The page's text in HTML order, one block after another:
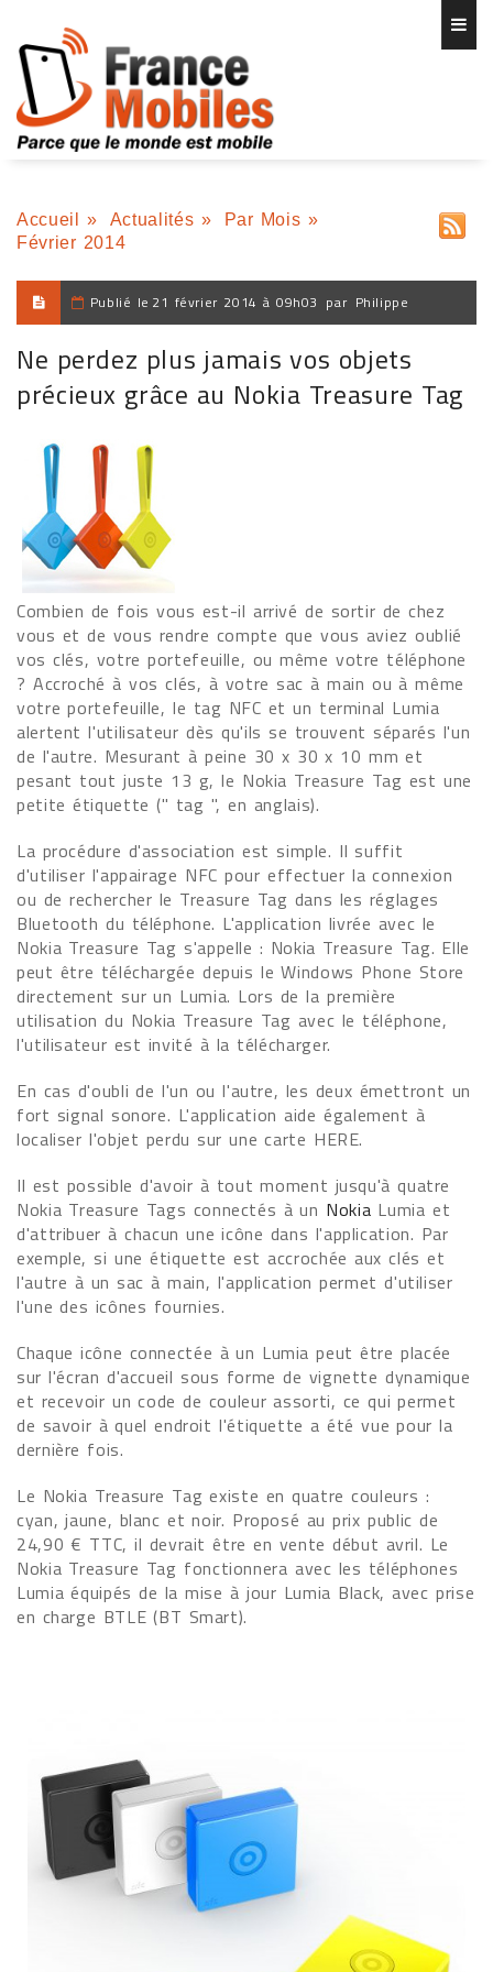
Accueil » Actualités » Par Mois »
Février 2014
Publié le 21 février 2014 à 09h03 par Philippe
Ne perdez plus jamais vos objets
précieux grâce au Nokia Treasure Tag
Combien de fois vous est-il arrivé de sortir de chez
vous et de vous rendre compte que vous aviez oublié
vos clés, votre portefeuille, ou même votre téléphone
? Accroché à vos clés, à votre sac à main ou à même
votre portefeuille, le tag NFC et un terminal Lumia
alertent l'utilisateur dès qu'ils se trouvent séparés l'un
de l'autre. Mesurant à peine 30 x 30 x 10 mm et
pesant tout juste 13 g, le Nokia Treasure Tag est une
petite étiquette (" tag ", en anglais).
La procédure d'association est simple. Il suffit
d'utiliser l'appairage NFC pour effectuer la connexion
ou de rechercher le Treasure Tag dans les réglages
Bluetooth du téléphone. L'application livrée avec le
Nokia Treasure Tag s'appelle : Nokia Treasure Tag. Elle
peut être téléchargée depuis le Windows Phone Store
directement sur un Lumia. Lors de la première
utilisation du Nokia Treasure Tag avec le téléphone,
l'utilisateur est invité à la télécharger.
En cas d'oubli de l'un ou l'autre, les deux émettront un
fort signal sonore. L'application aide également à
localiser l'objet perdu sur une carte HERE.
Il est possible d'avoir à tout moment jusqu'à quatre
Nokia Treasure Tags connectés à un Nokia Lumia et
d'attribuer à chacun une icône dans l'application. Par
exemple, si une étiquette est accrochée aux clés et
l'autre à un sac à main, l'application permet d'utiliser
l'une des icônes fournies.
Chaque icône connectée à un Lumia peut être placée
sur l'écran d'accueil sous forme de vignette dynamique
et recevoir un code de couleur assorti, ce qui permet
de savoir à quel endroit l'étiquette a été vue pour la
dernière fois.
Le Nokia Treasure Tag existe en quatre couleurs :
cyan, jaune, blanc et noir. Proposé au prix public de
24,90 € TTC, il devrait être en vente début avril. Le
Nokia Treasure Tag fonctionnera avec les téléphones
Lumia équipés de la mise à jour Lumia Black, avec prise
en charge BTLE (BT Smart).